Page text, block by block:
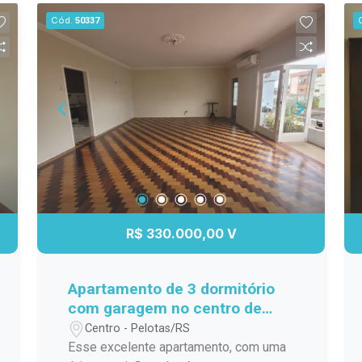
clientes com praticidade e bom fluxo
de atendimento. O espaço conta com
balcão de serviço e ambiente para
mesas, possuindo tambem lareira,
churrasqueira, estacionamento
tornando-se um ponto atrativo. Essa é
uma excelente oportunidade para quem
deseja investir em um negócio próprio,
com a vantagem de ter a residência
integrada ao espaço comercial.
Cód. 50337
R$ 330.000,00 V
Apartamento de 3 dormitório
com garagem no centro de
Pelotas
Centro - Pelotas/RS
Esse excelente apartamento, com uma